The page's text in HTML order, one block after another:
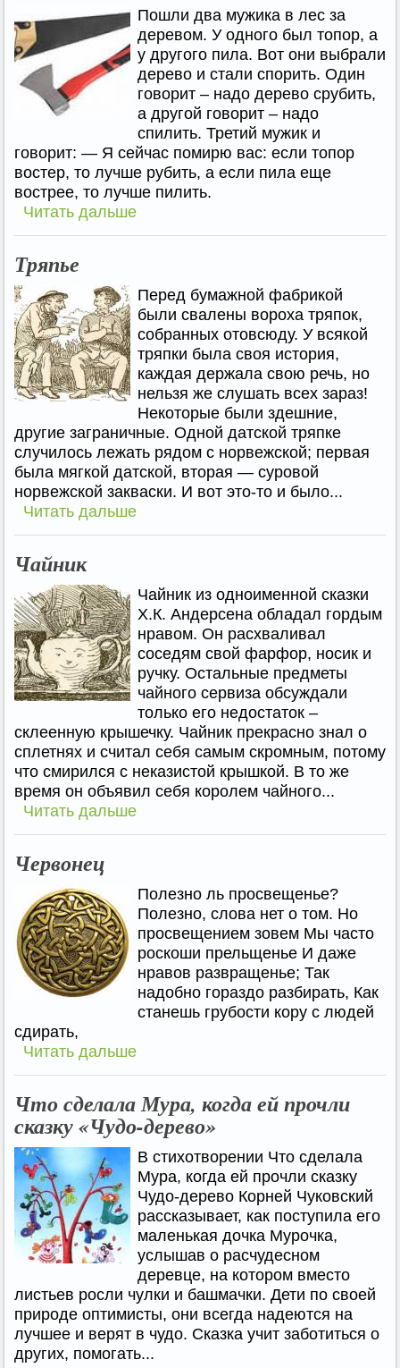
Пошли два мужика в лес за
деревом. У одного был топор, а
у другого пила. Вот они выбрали
дерево и стали спорить. Один
говорит – надо дерево срубить,
а другой говорит – надо
спилить. Третий мужик и
говорит: — Я сейчас помирю вас: если топор
востер, то лучше рубить, а если пила еще
вострее, то лучше пилить.
Читать дальше
Тряпье
Перед бумажной фабрикой
были свалены вороха тряпок,
собранных отовсюду. У всякой
тряпки была своя история,
каждая держала свою речь, но
нельзя же слушать всех зараз!
Некоторые были здешние,
другие заграничные. Одной датской тряпке
случилось лежать рядом с норвежской; первая
была мягкой датской, вторая — суровой
норвежской закваски. И вот это-то и было...
Читать дальше
Чайник
Чайник из одноименной сказки
Х.К. Андерсена обладал гордым
нравом. Он расхваливал
соседям свой фарфор, носик и
ручку. Остальные предметы
чайного сервиза обсуждали
только его недостаток –
склеенную крышечку. Чайник прекрасно знал о
сплетнях и считал себя самым скромным, потому
что смирился с неказистой крышкой. В то же
время он объявил себя королем чайного...
Читать дальше
Червонец
Полезно ль просвещенье?
Полезно, слова нет о том. Но
просвещением зовем Мы часто
роскоши прельщенье И даже
нравов развращенье; Так
надобно гораздо разбирать, Как
станешь грубости кору с людей
сдирать,
Читать дальше
Что сделала Мура, когда ей прочли
сказку «Чудо-дерево»
В стихотворении Что сделала
Мура, когда ей прочли сказку
Чудо-дерево Корней Чуковский
рассказывает, как поступила его
маленькая дочка Мурочка,
услышав о расчудесном
деревце, на котором вместо
листьев росли чулки и башмачки. Дети по своей
природе оптимисты, они всегда надеются на
лучшее и верят в чудо. Сказка учит заботиться о
других, помогать...